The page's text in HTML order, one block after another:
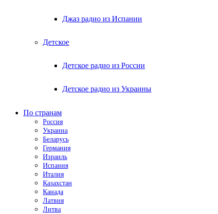
Джаз радио из Испании
Детское
Детское радио из России
Детское радио из Украины
По странам
Россия
Украина
Беларусь
Германия
Израиль
Испания
Италия
Казахстан
Канада
Латвия
Литва